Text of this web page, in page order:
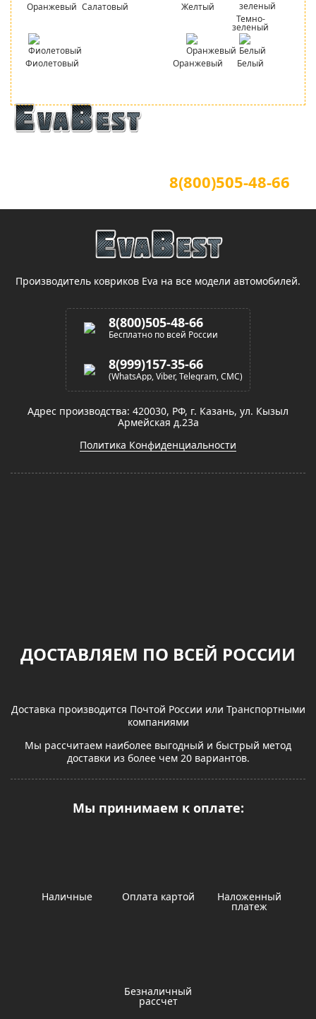
Оранжевый Салатовый
Фиолетовый
Желтый
Темно-
зеленый
Оранжевый Белый
8(800)505-48-66
Производитель ковриков Eva на все модели автомобилей.
8(800)505-48-66
Бесплатно по всей России
8(999)157-35-66
(WhatsApp, Viber, Telegram, СМС)
Адрес производства: 420030, РФ, г. Казань, ул. Кызыл
Армейская д.23а
Политика Конфиденциальности
ДОСТАВЛЯЕМ ПО ВСЕЙ РОССИИ
Доставка производится Почтой России или Транспортными
компаниями
Мы рассчитаем наиболее выгодный и быстрый метод
доставки из более чем 20 вариантов.
Мы принимаем к оплате:
Наличные Оплата картой Наложенный
платеж
Безналичный
рассчет